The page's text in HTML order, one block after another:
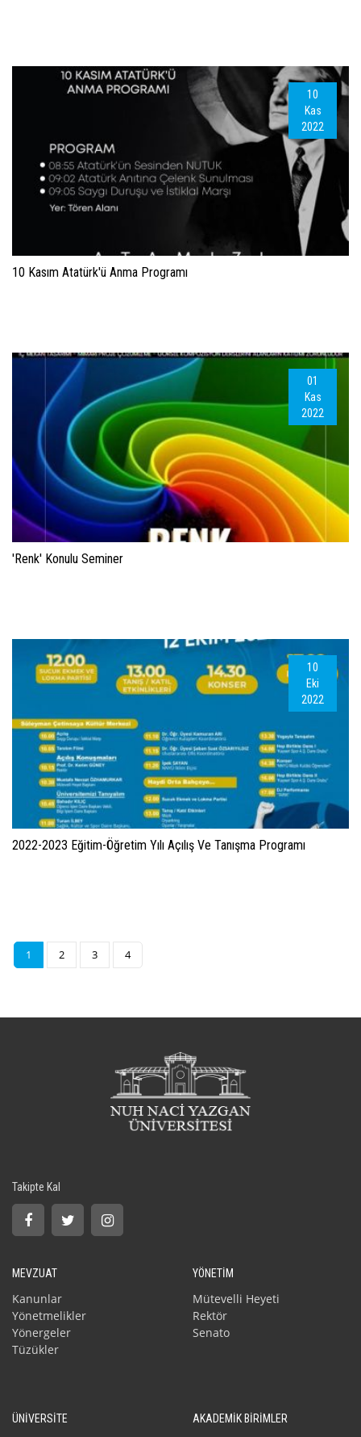
10
Kas
2022
10 Kasım Atatürk'ü Anma Programı
01
Kas
2022
'Renk' Konulu Seminer
10
Eki
2022
2022-2023 Eğitim-Öğretim Yılı Açılış Ve Tanışma Programı
1 2 3 4
Takipte Kal
MEVZUAT
Kanunlar
Yönetmelikler
Yönergeler
Tüzükler
YÖNETİM
Mütevelli Heyeti
Rektör
Senato
ÜNİVERSİTE AKADEMİK BİRİMLER